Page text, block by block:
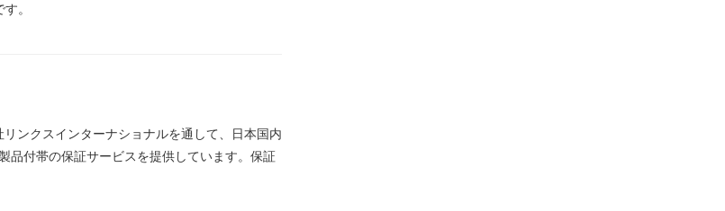
。
ンクスインターナショナルを通して、日本国内
品付帯の保証サービスを提供しています。保証